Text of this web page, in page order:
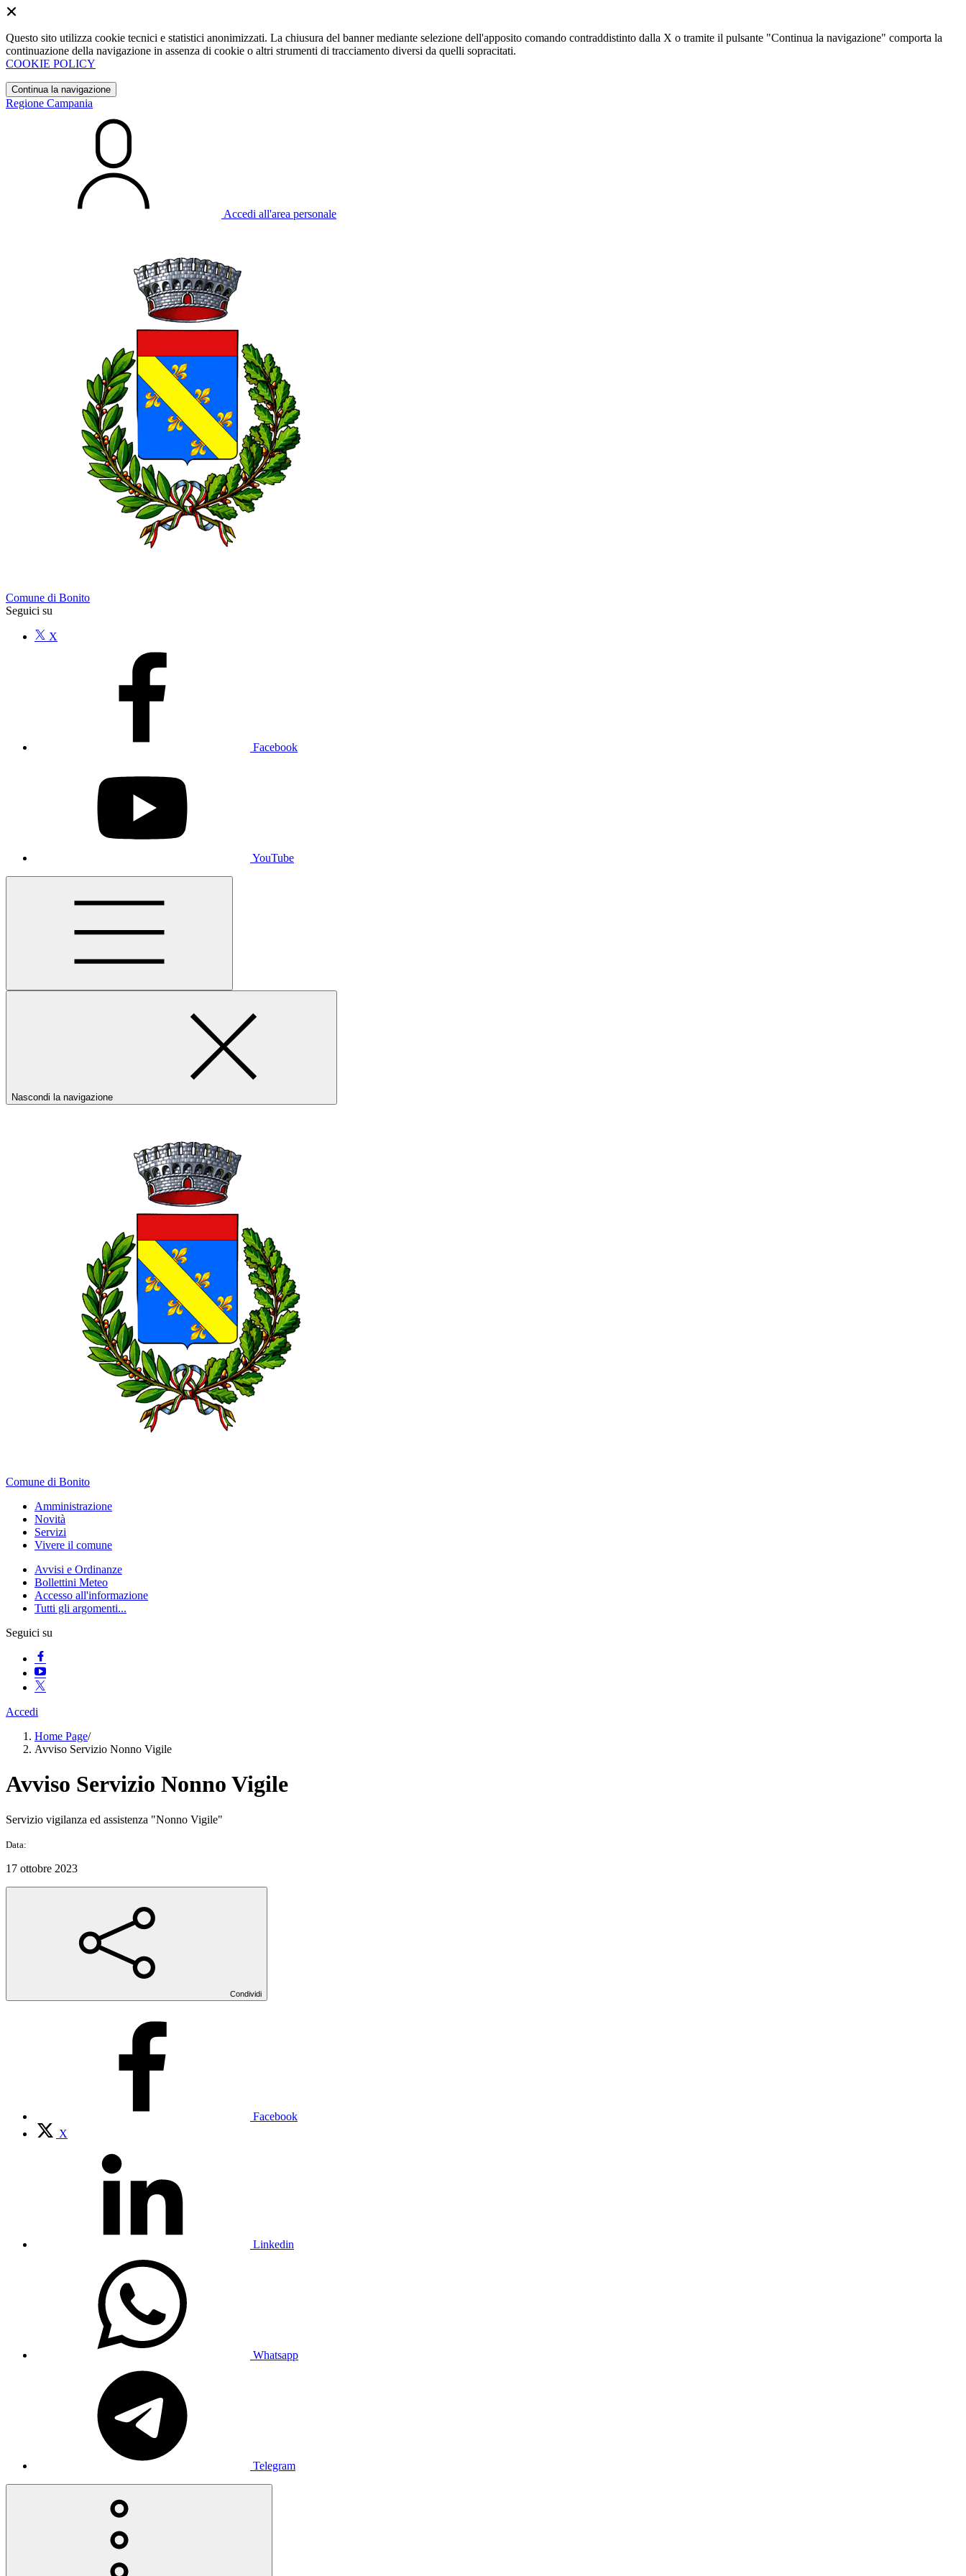
Questo sito utilizza cookie tecnici e statistici anonimizzati. La chiusura del banner mediante selezione dell'apposito comando contraddistinto dalla X o tramite il pulsante "Continua la navigazione" comporta la
continuazione della navigazione in assenza di cookie o altri strumenti di tracciamento diversi da quelli sopracitati.
COOKIE POLICY
Continua la navigazione
Regione Campania
Accedi all'area personale
Comune di Bonito
Seguici su
X
Facebook
YouTube
Nascondi la navigazione
Comune di Bonito
Amministrazione
Novità
Servizi
Vivere il comune
Avvisi e Ordinanze
Bollettini Meteo
Accesso all'informazione
Tutti gli argomenti...
Seguici su
Accedi
Home Page/
Avviso Servizio Nonno Vigile
Avviso Servizio Nonno Vigile
Servizio vigilanza ed assistenza "Nonno Vigile"
Data:
17 ottobre 2023
Condividi
Facebook
X
Linkedin
Whatsapp
Telegram